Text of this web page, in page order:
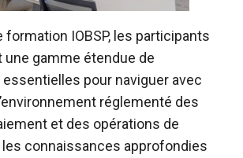
formation IOBSP, les participants
une gamme étendue de
pour naviguer avec
réglementé des
et des opérations de
les connaissances approfondies